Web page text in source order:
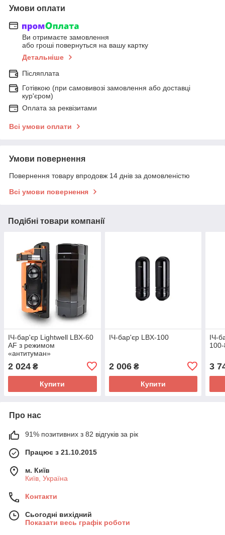
Умови оплати
Ви отримаєте замовлення
або гроші повернуться на вашу картку
Детальніше
Післяплата
Готівкою (при самовивозі замовлення або доставці
кур'єром)
Оплата за реквізитами
Всі умови оплати
Умови повернення
Повернення товару впродовж 14 днів за домовленістю
Всі умови повернення
Подібні товари компанії
ІЧ-бар'єр Lightwell LBX-60
AF з режимом
«антитуман»
2 024 ₴
Купити
ІЧ-бар'єр LBX-100
2 006₴
Купити
ІЧ-
3
Про нас
91% позитивних з 82 відгуків за рік
Працює з 21.10.2015
м. Київ
Київ, Україна
Контакти
Сьогодні вихідний
Показати весь графік роботи